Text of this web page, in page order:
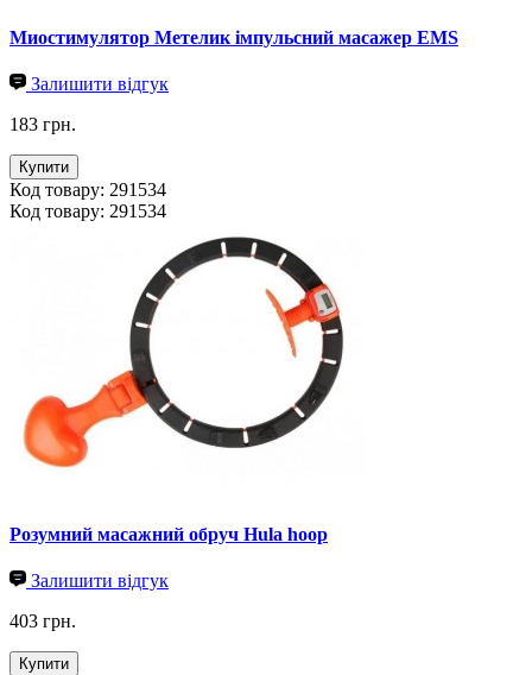
Миостимулятор Метелик імпульсний масажер EMS
Залишити відгук
183 грн.
Купити
Код товару: 291534
Код товару: 291534
Розумний масажний обруч Hula hoop
Залишити відгук
403 грн.
Купити